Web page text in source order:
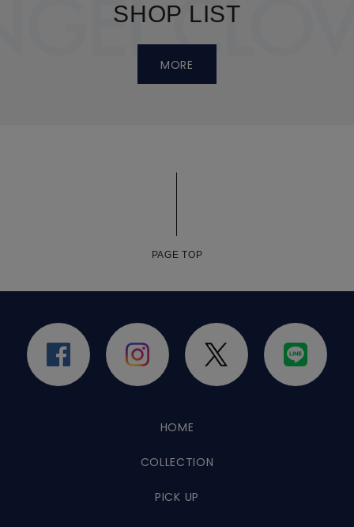
SHOP LIST
MORE
PAGE TOP
HOME
COLLECTION
PICK UP